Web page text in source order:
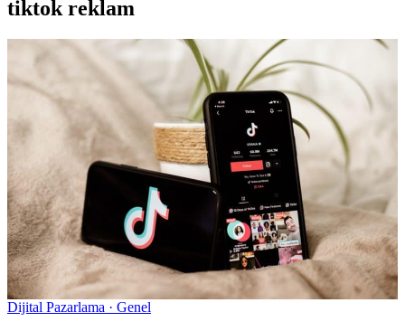
tiktok reklam
Dijital Pazarlama · Genel